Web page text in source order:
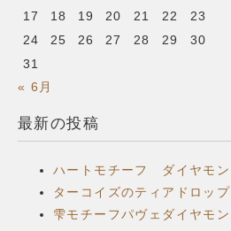
« 6月
17
18 19 20 21 22
23
24
25 26 27 28 29
30
31
最新の投稿
ハートモチーフ ダイヤモン
ターコイズのティアドロッ
雫モチーフパヴェダイヤモ